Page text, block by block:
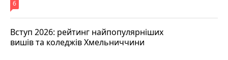
6
Вступ 2026: рейтинг найпопулярніших
вишів та коледжів Хмельниччини